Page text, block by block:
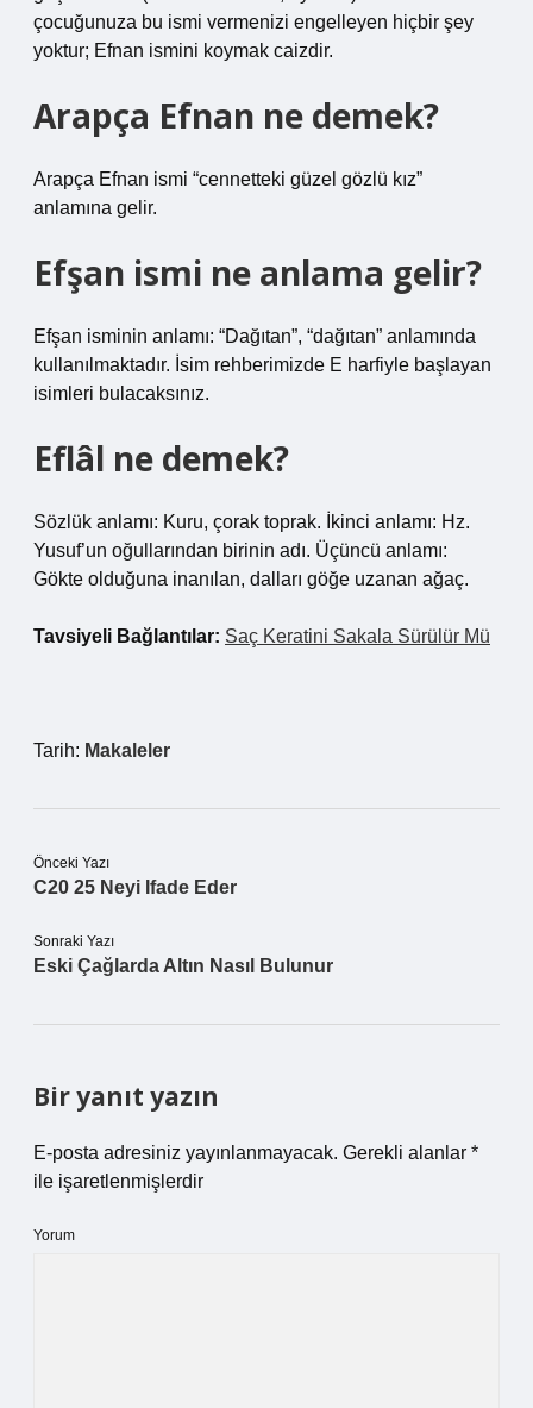
çocuğunuza bu ismi vermenizi engelleyen hiçbir şey
yoktur; Efnan ismini koymak caizdir.
Arapça Efnan ne demek?
Arapça Efnan ismi “cennetteki güzel gözlü kız”
anlamına gelir.
Efşan ismi ne anlama gelir?
Efşan isminin anlamı: “Dağıtan”, “dağıtan” anlamında
kullanılmaktadır. İsim rehberimizde E harfiyle başlayan
isimleri bulacaksınız.
Eflâl ne demek?
Sözlük anlamı: Kuru, çorak toprak. İkinci anlamı: Hz.
Yusuf’un oğullarından birinin adı. Üçüncü anlamı:
Gökte olduğuna inanılan, dalları göğe uzanan ağaç.
Tavsiyeli Bağlantılar: Saç Keratini Sakala Sürülür Mü
Tarih: Makaleler
Önceki Yazı
C20 25 Neyi Ifade Eder
Sonraki Yazı
Eski Çağlarda Altın Nasıl Bulunur
Bir yanıt yazın
E-posta adresiniz yayınlanmayacak. Gerekli alanlar *
ile işaretlenmişlerdir
Yorum